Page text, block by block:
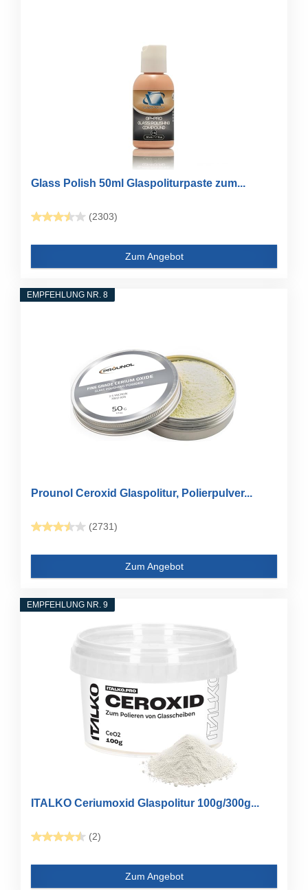
Glass Polish 50ml Glaspoliturpaste zum...
(2303)
Zum Angebot
EMPFEHLUNG NR. 8
Prounol Ceroxid Glaspolitur, Polierpulver...
(2731)
Zum Angebot
EMPFEHLUNG NR. 9
ITALKO Ceriumoxid Glaspolitur 100g/300g...
(2)
Zum Angebot